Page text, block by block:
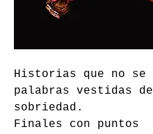
palabras vestidas de
sobriedad.
Finales con puntos